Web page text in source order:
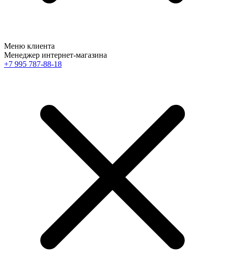
Меню клиента
Менеджер интернет-магазина
+7 995 787-88-18